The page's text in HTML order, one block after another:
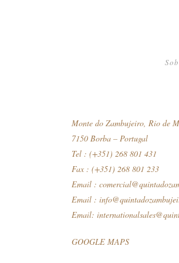
Monte do Zambujeiro, Rio de
7150 Borba – Portugal
Tel : (+351) 268 801 431
Fax : (+351) 268 801 233
Email :
Email :
Email:
GOOGLE MAPS